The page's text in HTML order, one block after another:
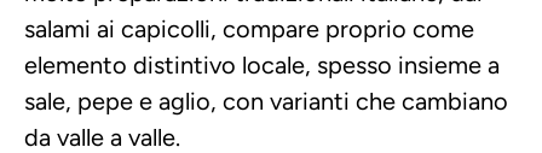
salami ai capicolli, compare proprio come
elemento distintivo locale, spesso insieme a
sale, pepe e aglio, con varianti che cambiano
da valle a valle.